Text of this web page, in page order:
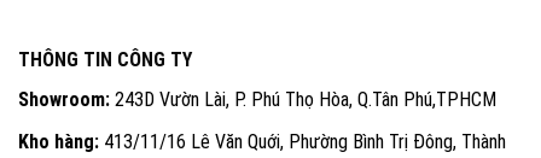
THÔNG TIN CÔNG TY
Showroom: 243D Vườn Lài, P. Phú Thọ Hòa, Q.Tân Phú,TPHCM
Kho hàng: 413/11/16 Lê Văn Quới, Phường Bình Trị Đông, Thành